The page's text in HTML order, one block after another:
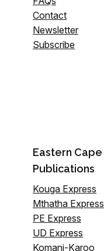
Contact
Newsletter
Subscribe
Eastern Cape
Publications
Kouga Express
Mthatha Express
PE Express
UD Express
Komani-Karoo